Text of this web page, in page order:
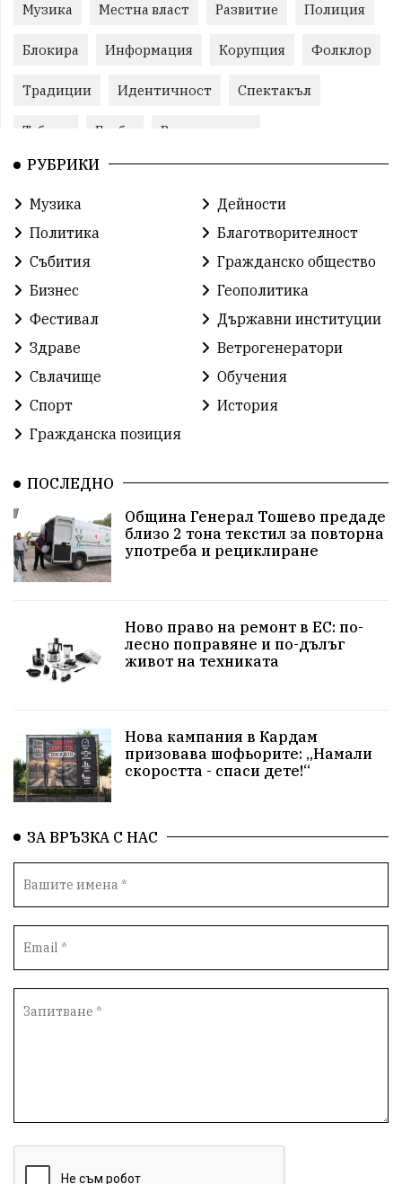
Музика Местна власт Развитие Полиция
Блокира Информация Корупция Фолклор
Традиции Идентичност Спектакъл
Табели Глоби Велотуризъм
Благотворителност
Работа Народност
Ретро Международен Футбол
Лига екология протест
Одринци
Концерт Победа Баскетбол
Усмивки история празник
Община Добрич
Шах Балканиада Спорт Световен
Шампион
Общност Крушари
РУБРИКИ
Музика
Дейности
Политика
Благотворителност
Събития
Гражданско общество
Бизнес
Геополитика
Фестивал
Държавни институции
Здраве
Ветрогенератори
Свлачище
Обучения
Спорт
История
Гражданска позиция
ПОСЛЕДНО
Община Генерал Тошево предаде
близо 2 тона текстил за повторна
употреба и рециклиране
Ново право на ремонт в ЕС: по-
лесно поправяне и по-дълъг
живот на техниката
Нова кампания в Кардам
призовава шофьорите: „Намали
скоростта - спаси дете!“
ЗА ВРЪЗКА С НАС